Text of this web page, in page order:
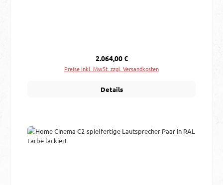
Regulärer Preis:
2.064,00 €
Preise inkl. MwSt. zzgl. Versandkosten
Details